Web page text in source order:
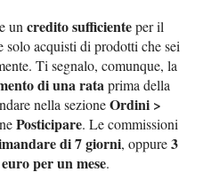
uncredito sufficienteper il
solo acquisti di prodotti che sei
Ti segnalo, comunque, la
di una rataprima della
nella sezioneOrdini >
Posticipare. Le commissioni
di 7 giorni, oppure3
per un mese.